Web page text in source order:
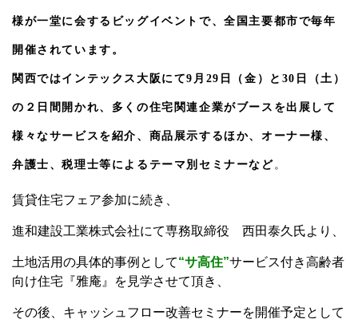
様が一堂に会するビッグイベントで、全国主要都市で毎年
開催されています。
関西ではインテックス大阪にて9 月 29 日（金）と 30 日（土）
の２日間開かれ、多くの住宅関連企業がブースを出展して
様々なサービスを紹介、商品展示するほか、オーナー様、
弁護士、税理士等によるテーマ別セミナーなど。
賃貸住宅フェア参加に続き、
進和建設工業株式会社にて専務取締役 西田泰久氏より、
土地活用の具体的事例として“サ高住”サービス付き高齢者
向け住宅『雅庵』を見学させて頂き、
その後、キャッシュフロー改善セミナーを開催予定として